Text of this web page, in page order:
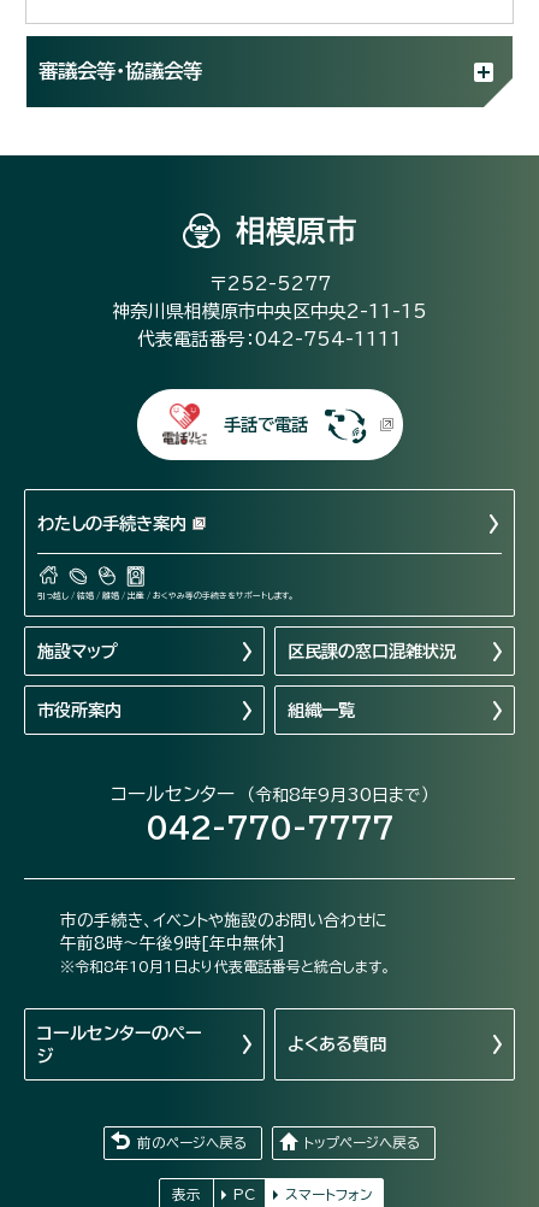
審議会等・協議会等
相模原市
〒252-5277
神奈川県相模原市中央区中央2-11-15
代表電話番号：042-754-1111
手話で電話
わたしの手続き案内
引っ越し / 結婚 / 離婚 / 出産 / おくやみ等の手続きをサポートします。
施設マップ 区民課の窓口混雑状況
市役所案内 組織一覧
コールセンター （令和8年9月30日まで）
042-770-7777
市の手続き、イベントや施設のお問い合わせに
午前8時～午後9時[年中無休]
※令和8年10月1日より代表電話番号と統合します。
コールセンターのペー
ジ
よくある質問
前のページへ戻る トップページへ戻る
表示 PC スマートフォン